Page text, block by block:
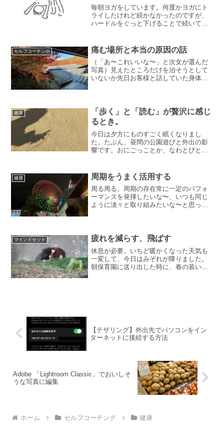
毎朝ヨガをしています。何度かヨガにト
ライしたけれど続かなかったのですが、
ハードルをぐっと下げることで続いてい
余計なことを考えないヨガをやるのは、
朝起きてすぐ。順番は決め...
セルフコーチング 痛む場所と本当の原因の話
（「あ〜これいいな〜」と次女が選んだ
写真）見えたところだけを治そうとして
いないか先日お客様と話していた身体の
決する気がしてしまいます...
健康
「歩く」と「読む」が贅沢に感じ
るとき。
今日は夕方にものすごく眠くなりまし
た。たぶん、昼間の公園遊びと外出の影
響です。おにごっことか、なわとびと
ちょうど温泉とかストレッチ（ヨガと
か）でよく眠れたという話をしてい...
健康 周期をうまく活用する
周る周る。周期の存在常に一定のパフォ
ーマンスを発揮したいな〜、いつも同じ
ように淡々と取り組みたいな〜と思って
環境は、常に同じではない...
マインドセット 疲れを減らす、飛ばす
休息が必要。いちど暖かくなった天気も
一変して、今日はみぞれが降りました。
朝保育園に送り出した時に、春の装いで
【テザリング】外出先でパソコンをイン
ターネットに接続する方法
Adobe 「Lightroom Classic」でおいしそ
うな写真に編集
ホーム セルフコーチング 健康